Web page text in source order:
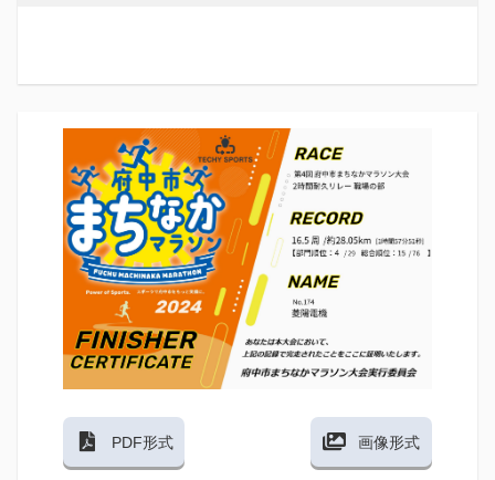
PDF形式 画像形式